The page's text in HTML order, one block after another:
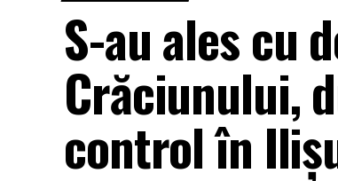
S-au ales cu
Crăciunului,
control în